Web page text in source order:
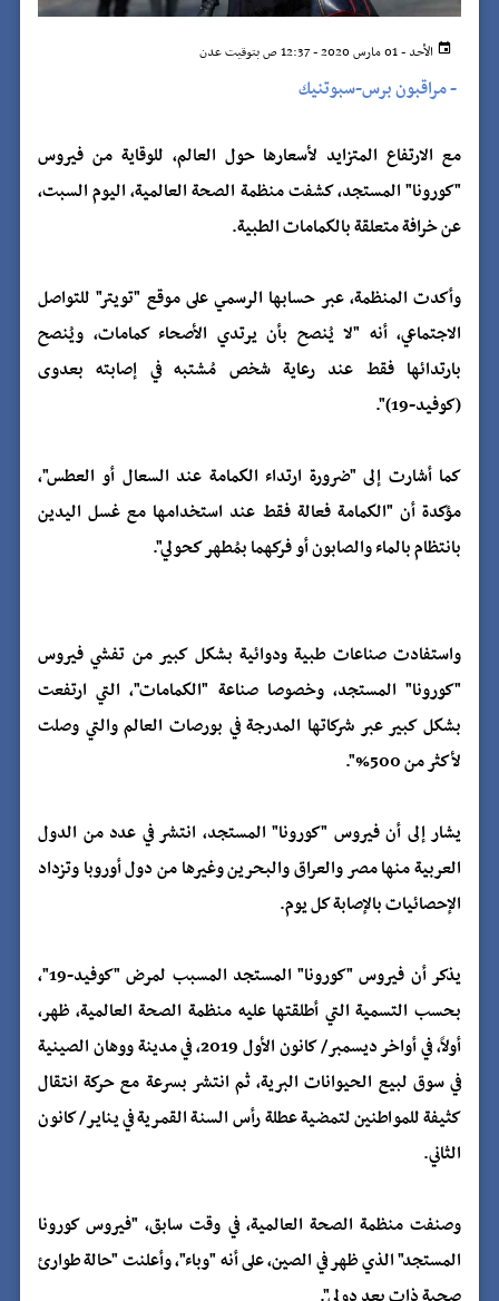
الأحد - 01 مارس 2020 - 12:37 ص بتوقيت عدن
-مراقبون برس-سبوتنيك
مع الارتفاع المتزايد لأسعارها حول العالم، للوقاية من فيروس
"كورونا" المستجد، كشفت منظمة الصحة العالمية، اليوم السبت،
عن خرافة متعلقة بالكمامات الطبية.
وأكدت المنظمة، عبر حسابها الرسمي على موقع "تويتر" للتواصل
الاجتماعي، أنه "لا يُنصح بأن يرتدي الأصحاء كمامات، ويُنصح
بارتدائها فقط عند رعاية شخص مُشتبه في إصابته بعدوى
(كوفيد-19)".
كما أشارت إلى "ضرورة ارتداء الكمامة عند السعال أو العطس"،
مؤكدة أن "الكمامة فعالة فقط عند استخدامها مع غسل اليدين
بانتظام بالماء والصابون أو فركهما بمُطهر كحولي".
واستفادت صناعات طبية ودوائية بشكل كبير من تفشي فيروس
"كورونا" المستجد، وخصوصا صناعة "الكمامات"، التي ارتفعت
بشكل كبير عبر شركاتها المدرجة في بورصات العالم والتي وصلت
لأكثر من 500%".
​يشار إلى أن فيروس "كورونا" المستجد، انتشر في عدد من الدول
العربية منها مصر والعراق والبحرين وغيرها من دول أوروبا وتزداد
الإحصائيات بالإصابة كل يوم.
يذكر أن فيروس "كورونا" المستجد المسبب لمرض "كوفيد-19"،
بحسب التسمية التي أطلقتها عليه منظمة الصحة العالمية، ظهر،
أولاً، في أواخر ديسمبر/ كانون الأول 2019، في مدينة ووهان الصينية
في سوق لبيع الحيوانات البرية، ثم انتشر بسرعة مع حركة انتقال
كثيفة للمواطنين لتمضية عطلة رأس السنة القمرية في يناير/ كانون
الثاني.
وصنفت منظمة الصحة العالمية، في وقت سابق، "فيروس كورونا
المستجد" الذي ظهر في الصين، على أنه "وباء"، وأعلنت "حالة طوارئ